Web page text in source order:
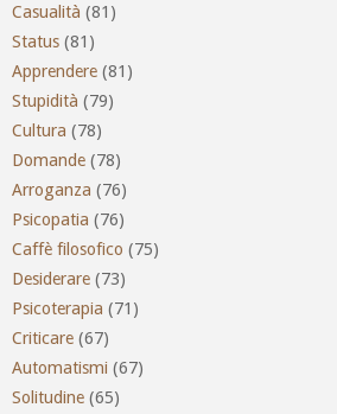
Casualità (81)
Status (81)
Apprendere (81)
Stupidità (79)
Cultura (78)
Domande (78)
Arroganza (76)
Psicopatia (76)
Caffè filosofico (75)
Desiderare (73)
Psicoterapia (71)
Criticare (67)
Automatismi (67)
Solitudine (65)